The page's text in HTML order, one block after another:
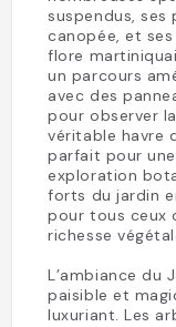
suspendus, ses
canopée, et
flore
un parcours
avec des
pour observer
véritable havre
parfait pour
exploration
forts du jardin
pour tous ceux
richesse
L’ambiance du
paisible et
luxuriant. Les